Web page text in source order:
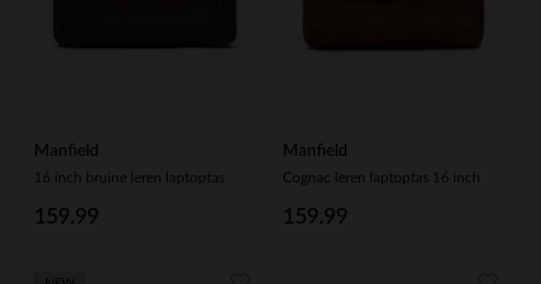
Manfield
16 inch bruine leren laptoptas
159.99
Manfield
Cognac leren laptoptas 16 inch
159.99